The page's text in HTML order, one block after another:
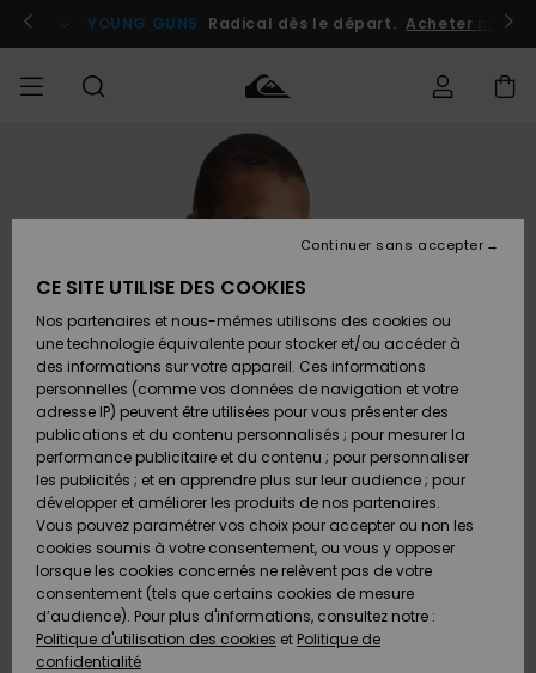
l'information
le
Se connecter / s'inscrire
YOUNG GUNS Radical dès le départ. Acheter
Vêtements
Chaussures
& Tongs
Surf
Snow
Nouveautés
Vêtements
Chaussures
& Tongs
Surf
Snow
Nouveautés
FEMME
Shop
A
Découvrir
Snow
SURF
Surf
Shop
Homme
Surf
Shop
Enfant
Highlights
Communauté
SNOW
Snow
Shop
Homme
Snow
Shop
Enfant
Snow
Shop
Femme
A
Découvrir
Communauté
OUTLET
Outlet
Homme
Enfant
Outlet
Femme
AIDE &
CONTACT
Accéder à
ma
commande
Retours
Paiement
Carte
Cadeau
Quiksilver
Freedom
Protection
des
MAGASINS
CE SITE UTILISE DES COOKIES
Nos partenaires et nous-mêmes utilisons des cookies ou
une technologie équivalente pour stocker et/ou accéder à
des informations sur votre appareil. Ces informations
personnelles (comme vos données de navigation et votre
adresse IP) peuvent être utilisées pour vous présenter des
publications et du contenu personnalisés ; pour mesurer la
performance publicitaire et du contenu ; pour personnaliser
les publicités ; et en apprendre plus sur leur audience ; pour
développer et améliorer les produits de nos partenaires.
Vous pouvez paramétrer vos choix pour accepter ou non les
cookies soumis à votre consentement, ou vous y opposer
lorsque les cookies concernés ne relèvent pas de votre
consentement (tels que certains cookies de mesure
d’audience). Pour plus d'informations, consultez notre :
Politique d'utilisation des cookies et Politique de
confidentialité
Continuer sans accepter